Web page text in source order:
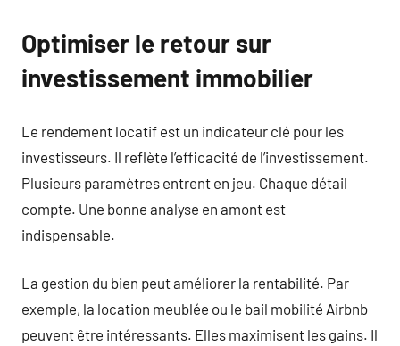
Optimiser le retour sur
investissement immobilier
Le rendement locatif est un indicateur clé pour les
investisseurs. Il reflète l’efficacité de l’investissement.
Plusieurs paramètres entrent en jeu. Chaque détail
compte. Une bonne analyse en amont est
indispensable.
La gestion du bien peut améliorer la rentabilité. Par
exemple, la location meublée ou le bail mobilité Airbnb
peuvent être intéressants. Elles maximisent les gains. Il